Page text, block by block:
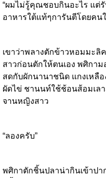
“ผมไม่รู้คุณชอบกินอะไร แต่
อาหารใต้แท้ๆการันตีโดยคน
เขาว่าพลางตักข้าวหอมมะ
สาวก่อนตักให้ตนเอง พศิกา
สดกับผักนานาชนิด แกงเหลื
ผัดไข่ ชานนท์ใช้ช้อนส้อมเล
จานหญิงสาว
“ลองครับ”
พศิกาตักชิ้นปลาน่ากินเข้าปา